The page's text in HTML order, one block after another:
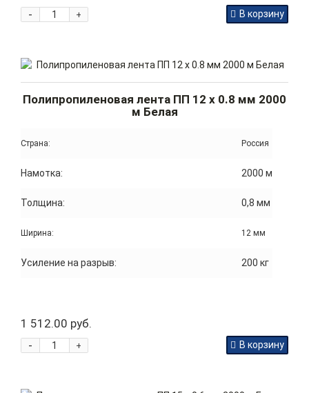
+
- В корзину
Полипропиленовая лента ПП 12 x 0.8 мм 2000
м Белая
Страна: Россия
Намотка: 2000 м
Толщина: 0,8 мм
Ширина: 12 мм
Усиление на разрыв: 200 кг
1 512.00 руб.
+
- В корзину